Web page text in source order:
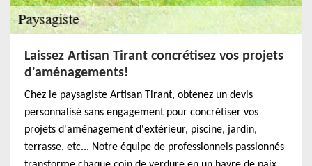
Laissez Artisan Tirant concrétisez vos projets
d'aménagements!
Chez le paysagiste Artisan Tirant, obtenez un devis
personnalisé sans engagement pour concrétiser vos
projets d'aménagement d'extérieur, piscine, jardin,
terrasse, etc... Notre équipe de professionnels passionnés